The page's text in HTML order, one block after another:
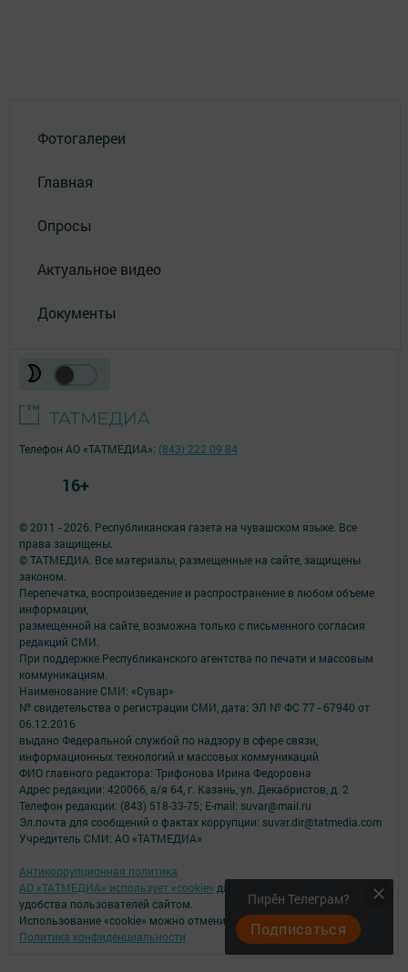
Фотогалереи
Главная
Опросы
Актуальное видео
Документы
Пирӗн Телеграм?
Подписаться
© 2011 - 2026. Республиканская газета на чувашском языке. Все
права защищены.
© ТАТМЕДИА. Все материалы, размещенные на сайте, защищены
законом.
Перепечатка, воспроизведение и распространение в любом объеме
информации,
размещенной на сайте, возможна только с письменного согласия
редакций СМИ.
При поддержке Республиканского агентства по печати и массовым
коммуникациям.
Наименование СМИ: «Сувар»
№ свидетельства о регистрации СМИ, дата: ЭЛ № ФС 77 - 67940 от
06.12.2016
выдано Федеральной службой по надзору в сфере связи,
информационных технологий и массовых коммуникаций
ФИО главного редактора: Трифонова Ирина Федоровна
Адрес редакции: 420066, а/я 64, г. Казань, ул. Декабристов, д. 2
Телефон редакции: (843) 518-33-75; E-mail: suvar@mail.ru
Эл.почта для сообщений о фактах коррупции: suvar.dir@tatmedia.com
Учредитель СМИ: АО «ТАТМЕДИА»
Антикоррупционная политика
АО «ТАТМЕДИА» использует «cookie» для персонализации сервисов и
удобства пользователей сайтом.
Использование «cookie» можно отменить в настройках браузера.
Политика конфиденциальности
Телефон АО «ТАТМЕДИА»: (843) 222 09 84
16+